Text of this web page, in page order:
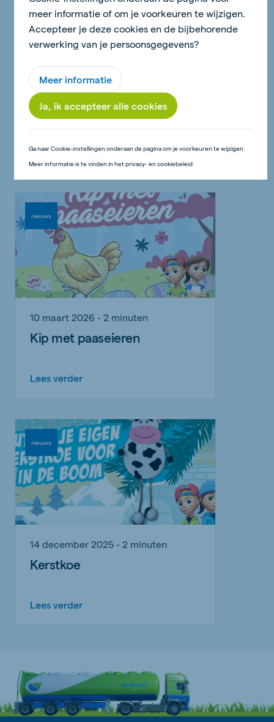
meer informatie of om je voorkeuren te wijzigen.
Accepteer je deze cookies en de bijbehorende
verwerking van je persoonsgegevens?
Meer informatie
Ja, ik accepteer alle cookies
Ga naar Cookie-instellingen onderaan de pagina om je voorkeuren te wijzigen.
Meer informatie is te vinden in het privacy- en cookiebeleid.
18 juni 2026 - 2 minuten
'Spek' taculaire Biggenlolly's
Lees verder
nieuws
10 maart 2026 - 2 minuten
Kip met paaseieren
Lees verder
nieuws
14 december 2025 - 2 minuten
Kerstkoe
Lees verder